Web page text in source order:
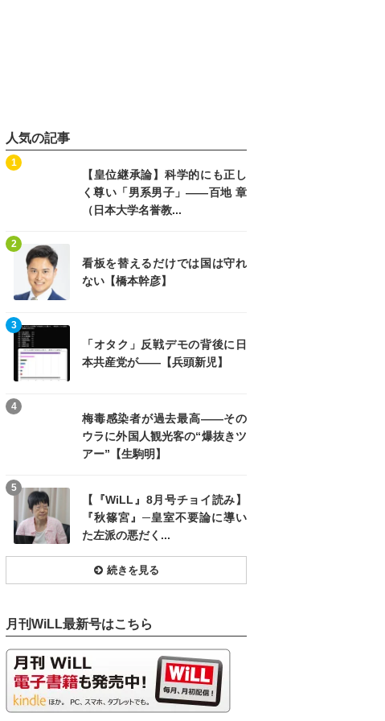
人気の記事
【皇位継承論】科学的にも正し
く尊い「男系男子」――百地 章
（日本大学名誉教...
1
看板を替えるだけでは国は守れ
ない【橋本幹彦】
2
「オタク」反戦デモの背後に日
本共産党が――【兵頭新児】
3
梅毒感染者が過去最高――その
ウラに外国人観光客の“爆抜きツ
アー”【生駒明】
4
【『WiLL』8月号チョイ読み】
『秋篠宮』─皇室不要論に導い
た左派の悪だく...
5
続きを見る
月刊WiLL最新号はこちら